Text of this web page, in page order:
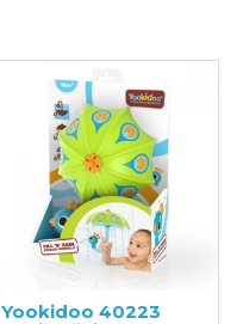
Yookidoo 40223